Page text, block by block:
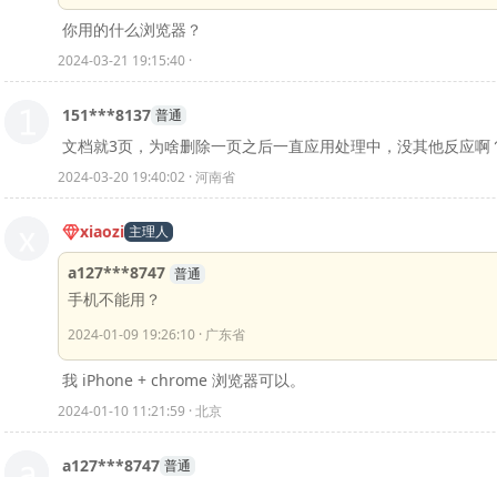
你用的什么浏览器？
2024-03-21 19:15:40 ·
151***8137 普通
文档就3页，为啥删除一页之后一直应用处理中，没其他反应啊
2024-03-20 19:40:02 · 河南省
xiaozi 主理人
a127***8747 普通
手机不能用？
2024-01-09 19:26:10 · 广东省
我 iPhone + chrome 浏览器可以。
2024-01-10 11:21:59 · 北京
a127***8747 普通